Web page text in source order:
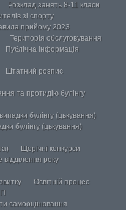
Розклад занять 8-11 класи
зі спорту
прийому 2023
Територія обслуговування
Публічна інформація
Штатний розпис
та протидію булінгу
булінгу (цькування)
булінгу (цькування)
Щорічні конкурси
відділення року
Освітній процес
самооцінювання